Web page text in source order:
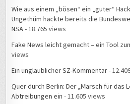
Wie aus einem „bösen“ ein „guter“
Ungethüm hackte bereits die
NSA- 18.765 views
Fake News leicht gemacht – ein Tool
views
Ein unglaublicher SZ-Kommentar-
Quer durch Berlin: Der „Marsch für das
Abtreibungen ein - 11.605 views